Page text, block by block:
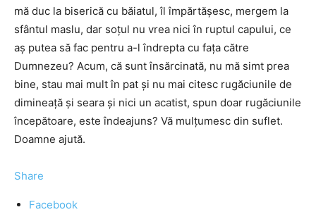
mă duc la biserică cu băiatul, îl împărtăşesc, mergem la
sfântul maslu, dar soţul nu vrea nici în ruptul capului, ce
aş putea să fac pentru a-l îndrepta cu faţa către
Dumnezeu? Acum, că sunt însărcinată, nu mă simt prea
bine, stau mai mult în pat şi nu mai citesc rugăciunile de
dimineaţă şi seara şi nici un acatist, spun doar rugăciunile
începătoare, este îndeajuns? Vă mulţumesc din suflet.
Doamne ajută.
Share
Facebook